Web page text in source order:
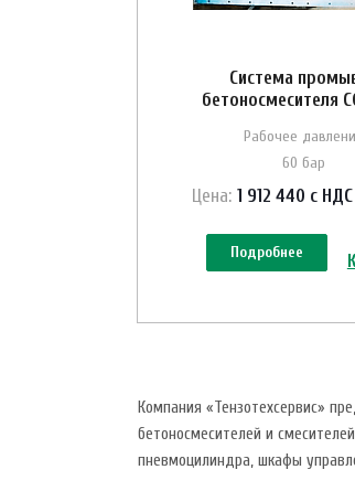
Система
бетоносмесителя
Рабочее
60 бар
Цена: 1 912 440 с
Подробнее
Компания «Тензотехсервис»
бетоносмесителей и
пневмоцилиндра, шкафы